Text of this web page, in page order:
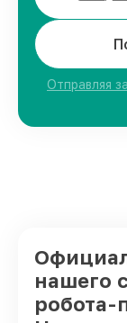
Отправляя
нашего
робота-